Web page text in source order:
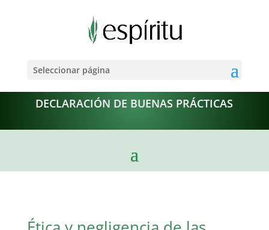
Seleccionar página
DECLARACIÓN DE BUENAS PRÁCTICAS